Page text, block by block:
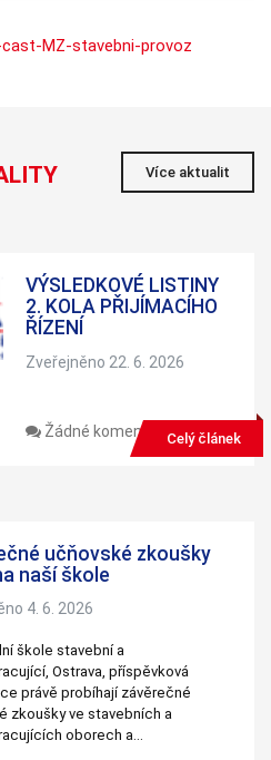
MZ-stavebni-provoz
Více aktualit
VÝSLEDKOVÉ LISTINY
2. KOLA PŘIJÍMACÍHO
ŘÍZENÍ
Zveřejněno 22. 6. 2026
Žádné komentářeCelý článek
učňovské zkoušky
naší škole
4. 6. 2026
škole stavební a
Ostrava, příspěvková
právě probíhají závěrečné
zkoušky ve stavebních a
oborech a…
Statistiky
Uživatelská
zkušenost
Aby naše
fungovaly při
vaší návštěvě
funkce z
webu zmizí.
Sdílením svých
zájmů a chování
při návštěvě
našich stránek
zvyšujete šanci na